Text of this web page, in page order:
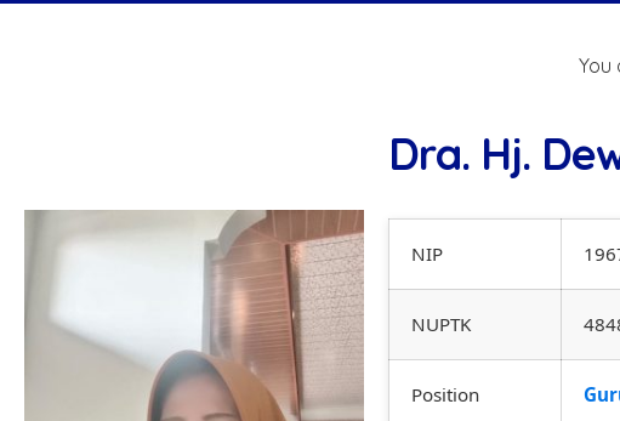
You
Dra. Hj.
NIP
NUPTK
Position